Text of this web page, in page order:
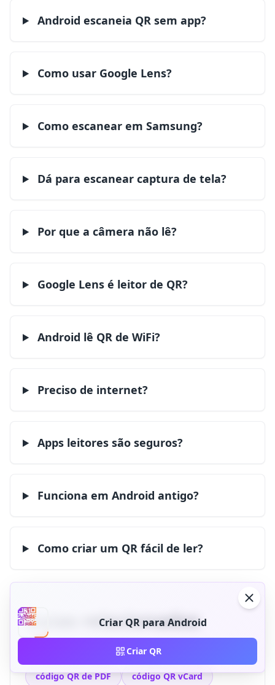
Android escaneia QR sem app?
Como usar Google Lens?
Como escanear em Samsung?
Dá para escanear captura de tela?
Por que a câmera não lê?
Google Lens é leitor de QR?
Android lê QR de WiFi?
Preciso de internet?
Apps leitores são seguros?
Funciona em Android antigo?
Como criar um QR fácil de ler?
Guias relacionados
código QR de WiFi
código QR de PDF
código QR vCard
Criar QR para Android
Criar QR